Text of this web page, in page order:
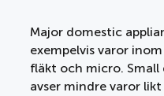
Auktoriserade
Utbildning
Major domestic
exempelvis varor
fläkt och micro. Small
avser mindre varor